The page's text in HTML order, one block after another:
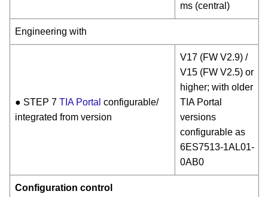
ms (central)
Engineering with
● STEP 7 TIA Portal configurable/
integrated from version
V17 (FW V2.9) /
V15 (FW V2.5) or
higher; with older
TIA Portal
versions
configurable as
6ES7513-1AL01-
0AB0
Configuration control